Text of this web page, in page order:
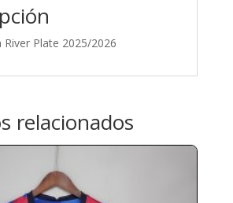
River Plate 2025/2026
relacionados